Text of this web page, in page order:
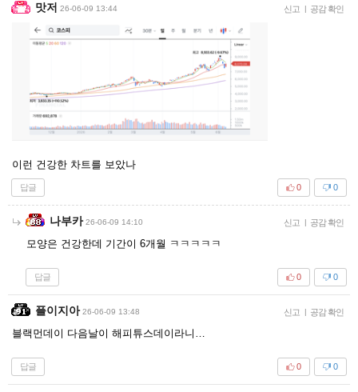
맛저 26-06-09 13:44 신고 | 공감 확인
이런 건강한 차트를 보았나
답글 0
0
나부카 26-06-09 14:10 신고 | 공감 확인
모양은 건강한데 기간이 6개월 ㅋㅋㅋㅋㅋ
답글 0
0
플이지아 26-06-09 13:48 신고 | 공감 확인
블랙먼데이 다음날이 해피튜스데이라니…
답글 0
0